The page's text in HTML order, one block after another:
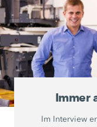
Immer
Im Interview